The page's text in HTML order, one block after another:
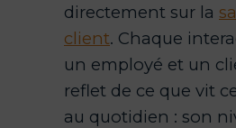
directement sur la
client. Chaque
un employé et un
reflet de ce que vit
au quotidien : son